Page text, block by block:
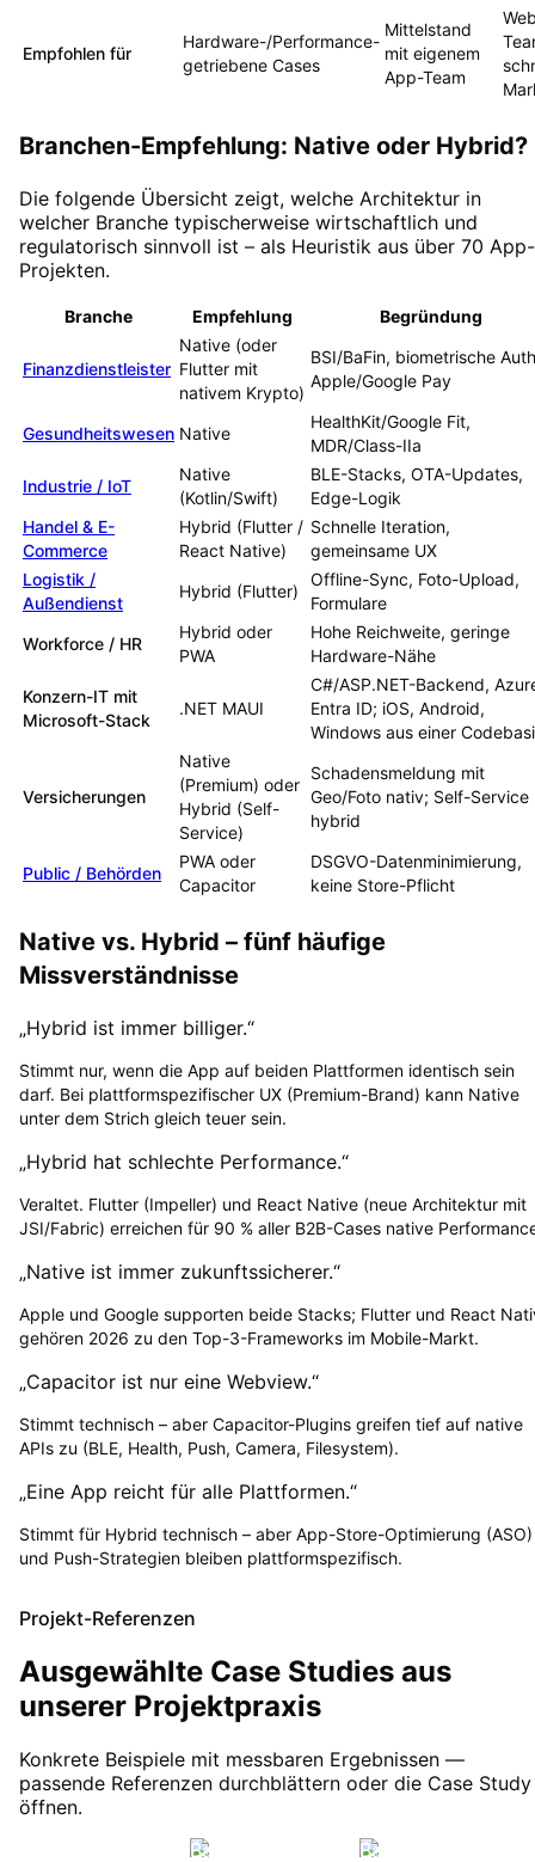
Empfohlen für
Hardware-/Performance-
getriebene Cases
Mittelstand
mit eigenem
App-Team
Branchen-Empfehlung: Native oder Hybrid?
Die folgende Übersicht zeigt, welche Architektur in
welcher Branche typischerweise wirtschaftlich und
regulatorisch sinnvoll ist – als Heuristik aus über 70 App-
Projekten.
Branche Empfehlung Begründung
Finanzdienstleister
Native (oder
Flutter mit
nativem Krypto)
BSI/BaFin, biometrische
Apple/Google Pay
Gesundheitswesen Native
HealthKit/Google Fit,
MDR/Class-IIa
Industrie / IoT
Native
(Kotlin/Swift)
BLE-Stacks, OTA-Updates,
Edge-Logik
Handel & E-
Commerce
Hybrid (Flutter /
React Native)
Schnelle Iteration,
gemeinsame UX
Logistik /
Außendienst
Hybrid (Flutter)
Offline-Sync, Foto-Upload,
Formulare
Workforce / HR
Hybrid oder
PWA
Hohe Reichweite, geringe
Hardware-Nähe
Konzern-IT mit
Microsoft-Stack
.NET MAUI
C#/ASP.NET-Backend,
Entra ID; iOS, Android,
Windows aus einer
Versicherungen
Native
(Premium) oder
Hybrid (Self-
Service)
Schadensmeldung mit
Geo/Foto nativ; Self-Service
hybrid
Public / Behörden
PWA oder
Capacitor
DSGVO-Datenminimierung,
keine Store-Pflicht
Native vs. Hybrid – fünf häufige
Missverständnisse
„Hybrid ist immer billiger.“
Stimmt nur, wenn die App auf beiden Plattformen identisch sein
darf. Bei plattformspezifischer UX (Premium-Brand) kann Native
unter dem Strich gleich teuer sein.
„Hybrid hat schlechte Performance.“
Veraltet. Flutter (Impeller) und React Native (neue Architektur mit
JSI/Fabric) erreichen für 90 % aller B2B-Cases native
„Native ist immer zukunftssicherer.“
Apple und Google supporten beide Stacks; Flutter und React
gehören 2026 zu den Top-3-Frameworks im Mobile-Markt.
„Capacitor ist nur eine Webview.“
Stimmt technisch – aber Capacitor-Plugins greifen tief auf native
APIs zu (BLE, Health, Push, Camera, Filesystem).
„Eine App reicht für alle Plattformen.“
Stimmt für Hybrid technisch – aber App-Store-Optimierung (ASO)
und Push-Strategien bleiben plattformspezifisch.
Projekt-Referenzen
Ausgewählte Case Studies aus
unserer Projektpraxis
Konkrete Beispiele mit messbaren Ergebnissen —
passende Referenzen durchblättern oder die Case Study
öffnen.
Babyphone Babyphone